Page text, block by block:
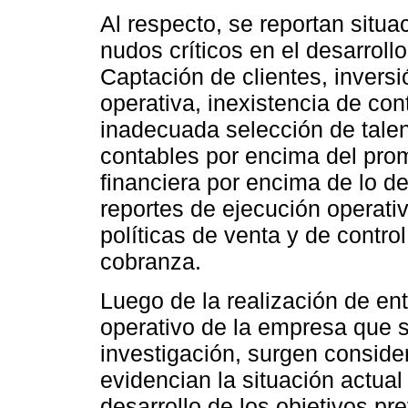
Al respecto, se reportan
nudos críticos en el
Captación de clientes,
operativa, inexistencia de
inadecuada selección de
contables por encima del
financiera por encima de lo
reportes de ejecución
políticas de venta y de
cobranza.
Luego de la realización de
operativo de la empresa que
investigación, surgen
evidencian la situación